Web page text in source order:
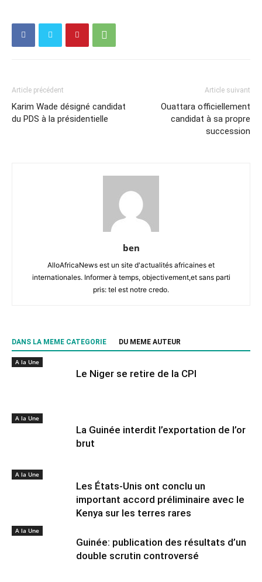
Article précédent
Karim Wade désigné candidat
du PDS à la présidentielle
Article suivant
Ouattara officiellement
candidat à sa propre
succession
ben
AlloAfricaNews est un site d'actualités africaines et
internationales. Informer à temps, objectivement,et sans parti
pris: tel est notre credo.
DANS LA MEME CATEGORIE DU MEME AUTEUR
A la Une
Le Niger se retire de la CPI
A la Une
La Guinée interdit l’exportation de l’or
brut
A la Une
Les États-Unis ont conclu un
important accord préliminaire avec le
Kenya sur les terres rares
A la Une
Guinée: publication des résultats d’un
double scrutin controversé